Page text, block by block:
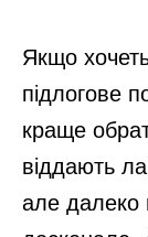
Якщо
підлогове
краще
віддають
але далеко